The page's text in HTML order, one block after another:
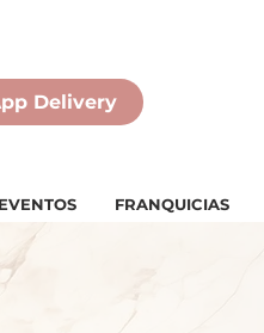
Delivery
EVENTOS FRANQUICIAS